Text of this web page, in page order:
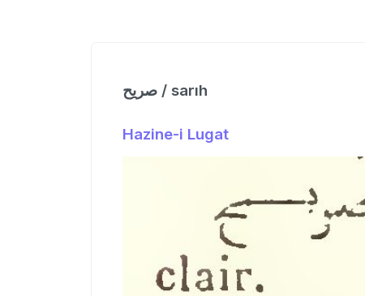
صریح / sarıh
Hazine-i Lugat